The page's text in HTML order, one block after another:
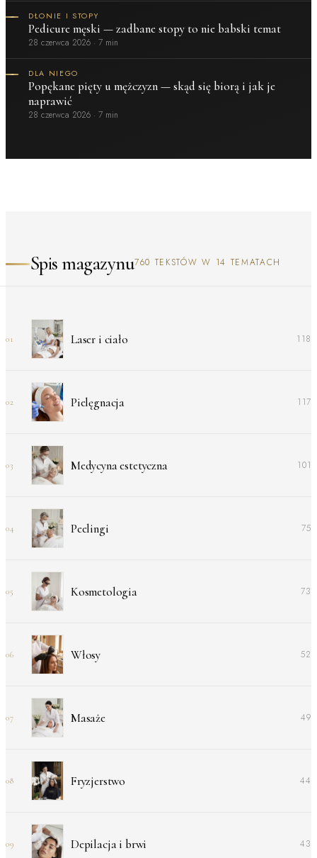
DŁONIE I STOPY
Pedicure męski — zadbane stopy to nie babski temat
28 czerwca 2026 · 7 min
DLA NIEGO
Popękane pięty u mężczyzn — skąd się biorą i jak je
naprawić
28 czerwca 2026 · 7 min
Spis magazynu760 TEKSTÓW W 14 TEMATACH
01 Laser i ciało 118
02 Pielęgnacja 117
03 Medycyna estetyczna 101
04 Peelingi 75
05 Kosmetologia 73
06 Włosy 52
07 Masaże 49
08 Fryzjerstwo 44
09 Depilacja i brwi 43